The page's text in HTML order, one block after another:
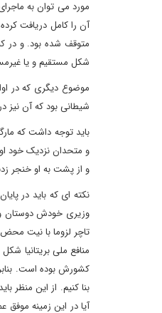
مورد می توان به
آن را کامل دریافت
متوقف شده بود. و در
شکل مستقیم و یا
موضوع دیگری که در
شیطانی بود که آن نیز
باید توجه داشت که
و متحدان نزدیک خود
و از پشت به او خنجر
نکته ای که باید در
وزیری خودش دوستان
تاچر لزوما با نیت
منافع ملی بریتانیا
کشورش بوده است.
بنا کنیم. از این منظر
آیا در این زمینه